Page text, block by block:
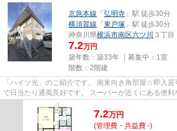
京急本線 「 弘明寺 」駅 徒歩30分
横須賀線 「 東戸塚 」駅 徒歩30分
神奈川県横浜市南区六ツ川 ３丁目
7.2万円
築年数：築33年 ｜募集中： 1室
階数：2階建
「ハイツ光」のご紹介です。 南東向き角部屋☆即入
で日当たり通風良好です。 スーパーが近くにある便
済的な都市ガス物件です。 初...
7.2万円
(管理費・共益費 -)